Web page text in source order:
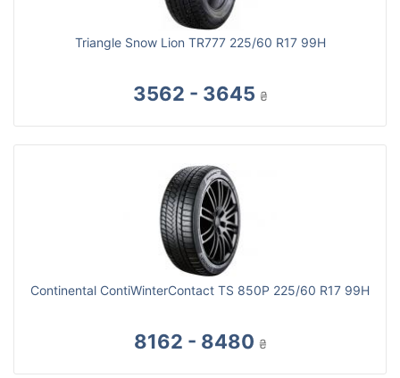
Triangle Snow Lion TR777 225/60 R17 99H
3562 - 3645 ₴
Continental ContiWinterContact TS 850P 225/60 R17 99H
8162 - 8480 ₴